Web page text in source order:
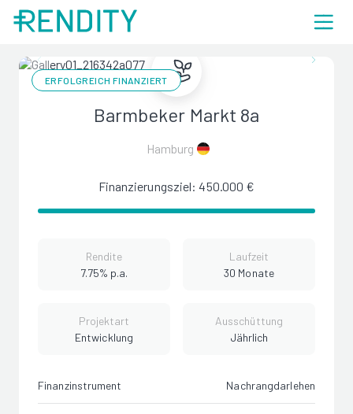
ERFOLGREICH FINANZIERT
Barmbeker Markt 8a
Hamburg
Finanzierungsziel: 450.000 €
Rendite
7.75% p.a.
Laufzeit
30 Monate
Projektart
Entwicklung
Ausschüttung
Jährlich
Finanzinstrument Nachrangdarlehen